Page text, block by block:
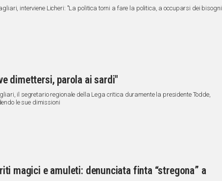
interviene Licheri: "La politica torni a fare la politica, a occuparsi dei bisogni
dimettersi, parola ai sardi"
il segretario regionale della Lega critica duramente la presidente Todde,
le sue dimissioni
magici e amuleti: denunciata finta “stregona” a